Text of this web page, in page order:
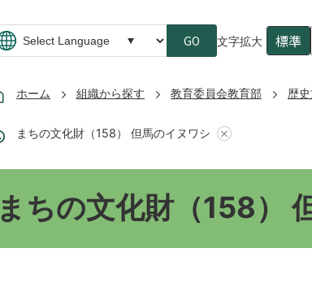
GO 文字拡大 標準
ホーム 組織から探す 教育委員会教育部 歴
まちの文化財（158） 但馬のイヌワシ
まちの文化財（158）